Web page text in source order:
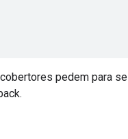
pedem para se